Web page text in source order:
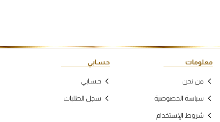
معلومات
من نحن
سياسة الخصوصية
شروط الإستخدام
حـسـابي
حـسـابي
سجل الطلبات